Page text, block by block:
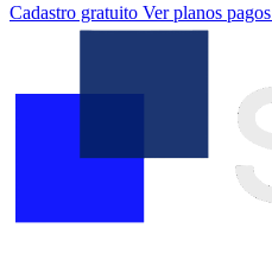
Cadastro gratuito Ver planos pagos